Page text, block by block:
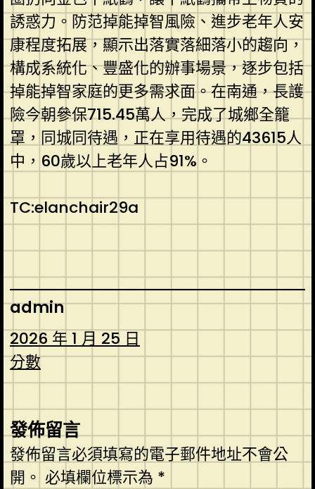
誘惑力。防范掉能掉智風險、進步老年人安
康程度拓展，顯示出落實落細落小的趨向，
構成系統化、豐盛化的辦事場景，逐步包括
掉能掉智家庭的更多需求面。在南通，長護
險今朝參保715.45萬人，完成了城鄉全籠
罩，同城同待遇，正在享用待遇的43615人
中，60歲以上老年人占91%。
TC:elanchair29a
admin
2026 年 1 月 25 日
分數
發佈留言
發佈留言必須填寫的電子郵件地址不會公
開。 必填欄位標示為 *